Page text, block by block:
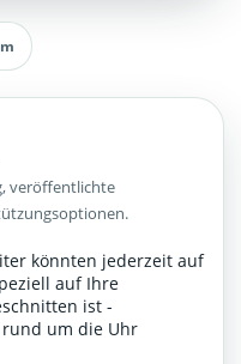
veröffentlichte
könnten jederzeit auf
auf Ihre
ist -
um die Uhr